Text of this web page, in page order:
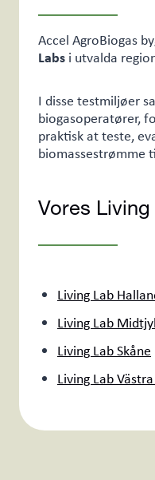
Accel AgroBiogas
Labs i utvalda
I disse testmiljøer
biogasoperatører,
praktisk at teste,
biomassestrømme
Vores
Living Lab
Living Lab
Living Lab Skåne
Living Lab